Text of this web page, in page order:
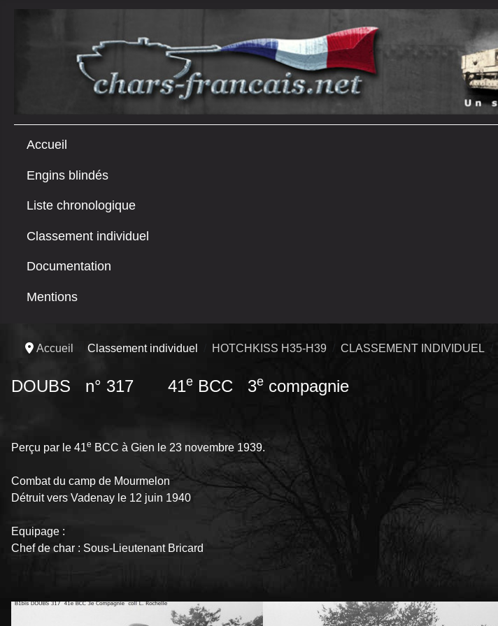
Accueil
Engins blindés
Liste chronologique
Classement individuel
Documentation
Mentions
Accueil Classement individuel HOTCHKISS H35-H39 CLASSEMENT INDIVIDUEL
DOUBS n° 317 41e BCC 3e compagnie
Perçu par le 41e BCC à Gien le 23 novembre 1939.
Combat du camp de Mourmelon
Détruit vers Vadenay le 12 juin 1940
Equipage :
Chef de char : Sous-Lieutenant Bricard